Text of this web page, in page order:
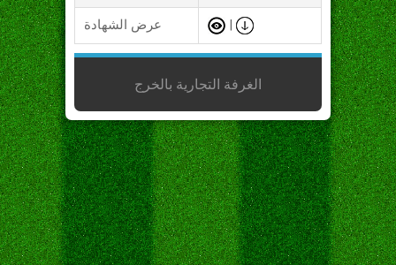
عرض الشهادة
الغرفة التجارية بالخرج